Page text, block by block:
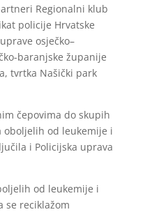
Regionalni klub
policije Hrvatske
osječko–
baranjske županije
tvrtka Našički park
čepovima do skupih
oboljelih od leukemije i
i Policijska uprava
od leukemije i
se reciklažom